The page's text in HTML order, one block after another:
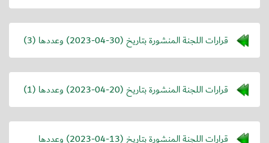
قرارات اللجنة المنشورة بتاريخ (2023-04-30) وعددها (3)
قرارات اللجنة المنشورة بتاريخ (2023-04-20) وعددها (1)
قرارات اللجنة المنشورة بتاريخ (2023-04-13) وعددها